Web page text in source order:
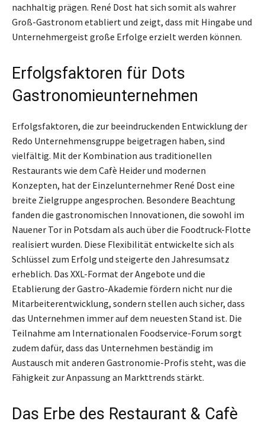
nachhaltig prägen. René Dost hat sich somit als wahrer
Groß-Gastronom etabliert und zeigt, dass mit Hingabe und
Unternehmergeist große Erfolge erzielt werden können.
Erfolgsfaktoren für Dots
Gastronomieunternehmen
Erfolgsfaktoren, die zur beeindruckenden Entwicklung der
Redo Unternehmensgruppe beigetragen haben, sind
vielfältig. Mit der Kombination aus traditionellen
Restaurants wie dem Cafè Heider und modernen
Konzepten, hat der Einzelunternehmer René Dost eine
breite Zielgruppe angesprochen. Besondere Beachtung
fanden die gastronomischen Innovationen, die sowohl im
Nauener Tor in Potsdam als auch über die Foodtruck-Flotte
realisiert wurden. Diese Flexibilität entwickelte sich als
Schlüssel zum Erfolg und steigerte den Jahresumsatz
erheblich. Das XXL-Format der Angebote und die
Etablierung der Gastro-Akademie fördern nicht nur die
Mitarbeiterentwicklung, sondern stellen auch sicher, dass
das Unternehmen immer auf dem neuesten Stand ist. Die
Teilnahme am Internationalen Foodservice-Forum sorgt
zudem dafür, dass das Unternehmen beständig im
Austausch mit anderen Gastronomie-Profis steht, was die
Fähigkeit zur Anpassung an Markttrends stärkt.
Das Erbe des Restaurant & Cafè